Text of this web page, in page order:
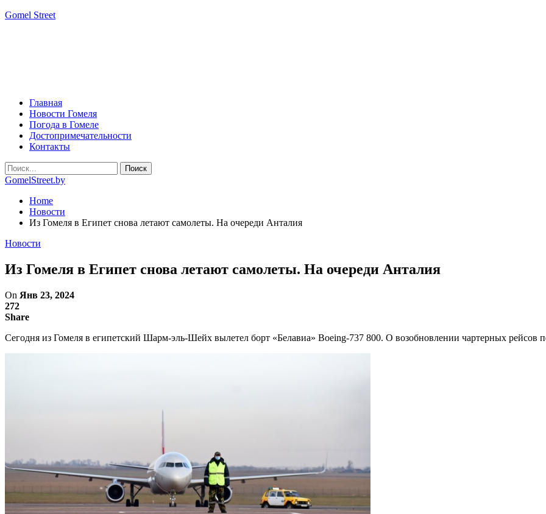
Gomel Street
Главная
Новости Гомеля
Погода в Гомеле
Достопримечательности
Контакты
GomelStreet.by
Home
Новости
Из Гомеля в Египет снова летают самолеты. На очереди Анталия
Новости
Из Гомеля в Египет снова летают самолеты. На очереди Анталия
On Янв 23, 2024
272
Share
Сегодня из Гомеля в египетский Шарм-эль-Шейх вылетел борт «Белавиа» Boeing-737 800. О возобновлении чартерных рейсов